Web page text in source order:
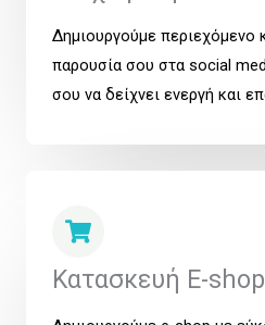
Δημιουργούμε περιεχόμενο
παρουσία σου στα social
σου να δείχνει ενεργή και
Κατασκευή E-shop